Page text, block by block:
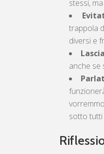
stessi,
trappola
diversi e
anche se
sotto tutti